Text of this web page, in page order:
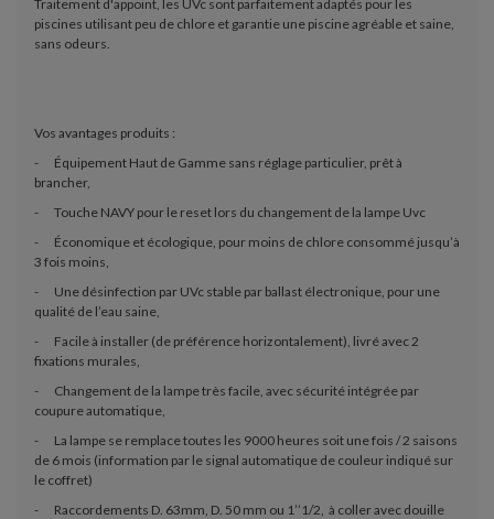
Traitement d'appoint, les UVc sont parfaitement adaptés pour les
piscines utilisant peu de chlore et garantie une piscine agréable et saine,
sans odeurs.
Vos avantages produits :
-
Équipement Haut de Gamme sans réglage particulier, prêt à
brancher,
-
Touche NAVY pour le reset lors du changement de la lampe Uvc
-
Économique et écologique, pour moins de chlore consommé jusqu’à
3 fois moins,
-
Une désinfection par UVc stable par ballast électronique, pour une
qualité de l’eau saine,
-
Facile à installer (de préférence horizontalement), livré avec 2
fixations murales,
-
Changement de la lampe très facile, avec sécurité intégrée par
coupure automatique,
-
La lampe se remplace toutes les 9000 heures soit une fois / 2 saisons
de 6 mois (information par le signal automatique de couleur indiqué sur
le coffret)
-
Raccordements D. 63mm, D. 50 mm ou 1’’1/2, à coller avec douille